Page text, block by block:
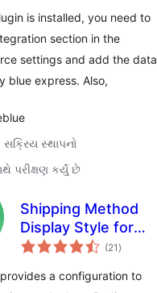
is installed, you need to
section in the
settings and add the data
blue express. Also,
સ્થાપનો
પરીક્ષણ કર્યું છે
Shipping Method
Display Style for
WooCommerce
(21 કુલ
રેટિંગ્સ
)
a configuration to